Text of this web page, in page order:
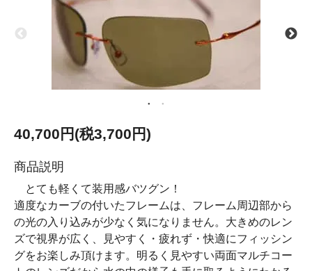
40,700円(税3,700円)
商品説明
とても軽くて装用感バツグン！
適度なカーブの付いたフレームは、フレーム周辺部から
の光の入り込みが少なく気になりません。大きめのレン
ズで視界が広く、見やすく・疲れず・快適にフィッシン
グをお楽しみ頂けます。明るく見やすい両面マルチコー